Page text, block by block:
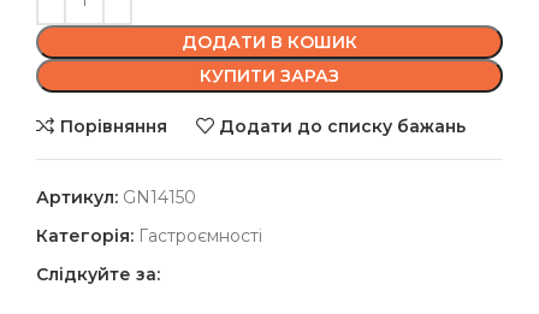
ДОДАТИ В КОШИК
КУПИТИ ЗАРАЗ
Порівняння Додати до списку бажань
Артикул: GN14150
Категорія: Гастроємності
Слідкуйте за: